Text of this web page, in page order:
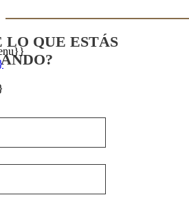
LO QUE ESTÁS